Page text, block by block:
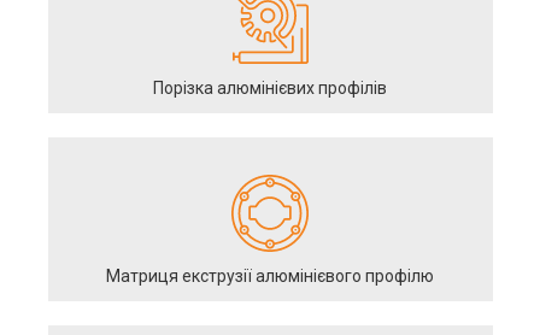
Порізка алюмінієвих профілів
Матриця екструзії алюмінієвого профілю